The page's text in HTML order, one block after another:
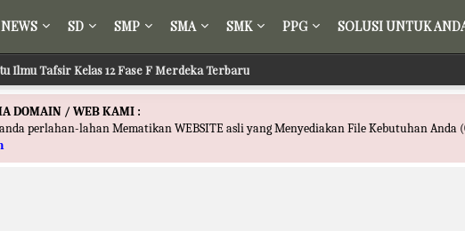
NEWS SD SMP SMA SMK PPG SOLUSI UNTUK
Ilmu Tafsir Kelas 12 Fase F Merdeka Terbaru
DOMAIN / WEB KAMI :
perlahan-lahan Mematikan WEBSITE asli yang Menyediakan File Kebutuhan Anda